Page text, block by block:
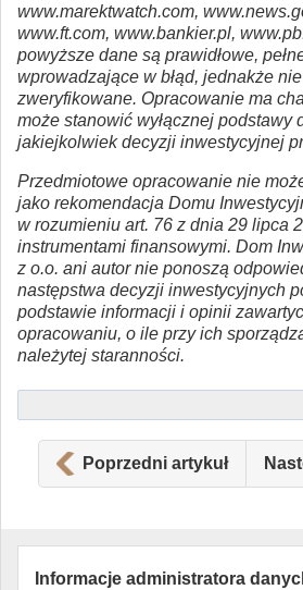
www.marektwatch.com,
www.ft.com, www.bankier.pl,
powyższe dane są prawidłowe,
wprowadzające w błąd, jednakże
zweryfikowane. Opracowanie ma
może stanowić wyłącznej podstawy
jakiejkolwiek decyzji inwestycyjnej
Przedmiotowe opracowanie nie
jako rekomendacja Domu
w rozumieniu art. 76 z dnia 29 lipca
instrumentami finansowymi. Dom
z o.o. ani autor nie ponoszą
następstwa decyzji inwestycyjnych
podstawie informacji i opinii
opracowaniu, o ile przy ich
należytej staranności.
Poprzedni artykuł
Informacje administratora